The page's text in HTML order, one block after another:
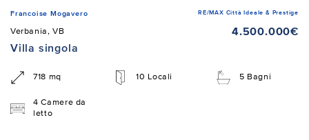
Francoise Mogavero RE/MAX Città Ideale & Prestige
Verbania, VB
4.500.000€
Villa singola
718 mq 10 Locali 5 Bagni
4 Camere da
letto